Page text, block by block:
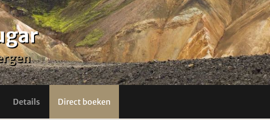
Details Direct boeken